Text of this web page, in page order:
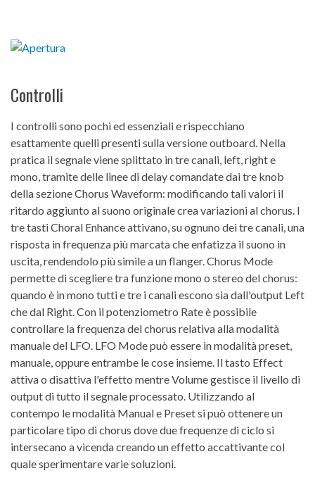
Controlli
I controlli sono pochi ed essenziali e rispecchiano
esattamente quelli presenti sulla versione outboard. Nella
pratica il segnale viene splittato in tre canali, left, right e
mono, tramite delle linee di delay comandate dai tre knob
della sezione Chorus Waveform: modificando tali valori il
ritardo aggiunto al suono originale crea variazioni al chorus. I
tre tasti Choral Enhance attivano, su ognuno dei tre canali, una
risposta in frequenza più marcata che enfatizza il suono in
uscita, rendendolo più simile a un flanger. Chorus Mode
permette di scegliere tra funzione mono o stereo del chorus:
quando è in mono tutti e tre i canali escono sia dall'output Left
che dal Right. Con il potenziometro Rate è possibile
controllare la frequenza del chorus relativa alla modalità
manuale del LFO. LFO Mode può essere in modalità preset,
manuale, oppure entrambe le cose insieme. Il tasto Effect
attiva o disattiva l'effetto mentre Volume gestisce il livello di
output di tutto il segnale processato. Utilizzando al
contempo le modalità Manual e Preset si può ottenere un
particolare tipo di chorus dove due frequenze di ciclo si
intersecano a vicenda creando un effetto accattivante col
quale sperimentare varie soluzioni.